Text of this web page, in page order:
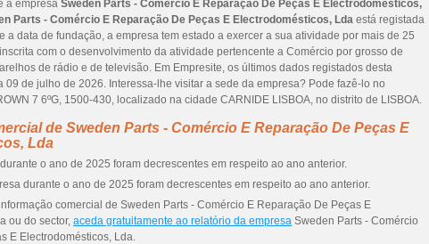
a empresa Sweden Parts - Comércio E Reparação De Peças E Electrodomésticos,
Parts - Comércio E Reparação De Peças E Electrodomésticos, Lda está registada
a data de fundação, a empresa tem estado a exercer a sua atividade por mais de 25
com o desenvolvimento da atividade pertencente a Comércio por grosso de
de rádio e de televisão. Em Empresite, os últimos dados registados desta
09 de julho de 2026. Interessa-lhe visitar a sede da empresa? Pode fazê-lo no
7 6ºG, 1500-430, localizado na cidade CARNIDE LISBOA, no distrito de LISBOA.
de Sweden Parts - Comércio E Reparação De Peças E
Lda
o ano de 2025 foram decrescentes em respeito ao ano anterior.
durante o ano de 2025 foram decrescentes em respeito ao ano anterior.
comercial de Sweden Parts - Comércio E Reparação De Peças E
ou do sector, aceda gratuitamente ao relatório da empresa Sweden Parts - Comércio
E Electrodomésticos, Lda.